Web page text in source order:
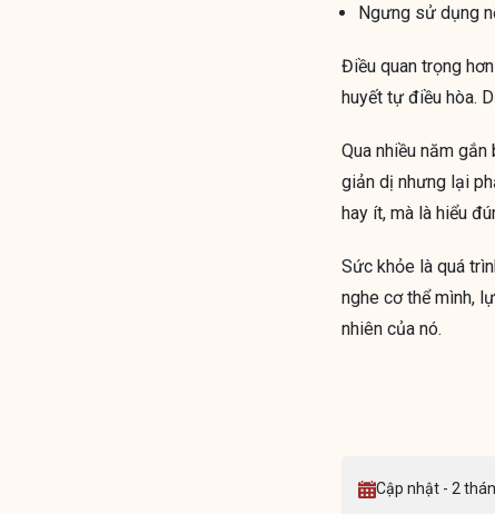
Ngưng sử dụng
Điều quan trọng
huyết tự điều hòa.
Qua nhiều năm
giản dị nhưng lại
hay ít, mà là hiểu
Sức khỏe là quá
nghe cơ thể mình,
nhiên của nó.
Cập nhật - 2